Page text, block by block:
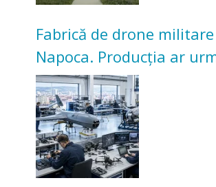
Fabrică de drone
Napoca. Producția ar
înceapă în toamna